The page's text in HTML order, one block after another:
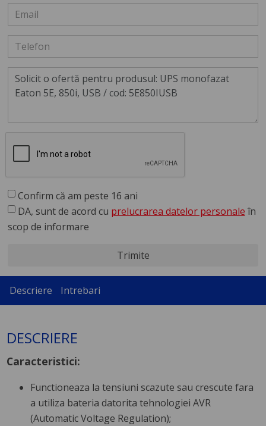
Confirm că am peste 16 ani
DA, sunt de acord cu prelucrarea datelor personale în
scop de informare
Trimite
Descriere Intrebari
DESCRIERE
Caracteristici:
Functioneaza la tensiuni scazute sau crescute fara
a utiliza bateria datorita tehnologiei AVR
(Automatic Voltage Regulation);